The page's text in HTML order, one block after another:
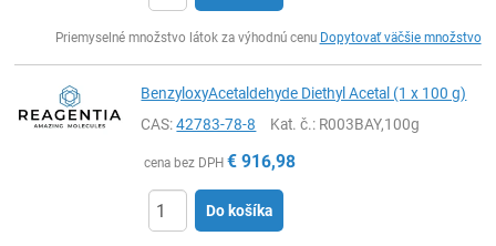
Priemyselné množstvo látok za výhodnú cenu Dopytovať väčšie množstvo
BenzyloxyAcetaldehyde Diethyl Acetal (1 x 100 g)
CAS:42783-78-8 Kat. č.: R003BAY,100g
cena bez DPH € 916,98
Do košíka